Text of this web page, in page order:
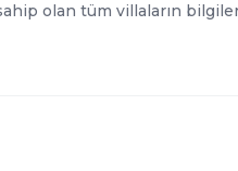
olan tüm villaların